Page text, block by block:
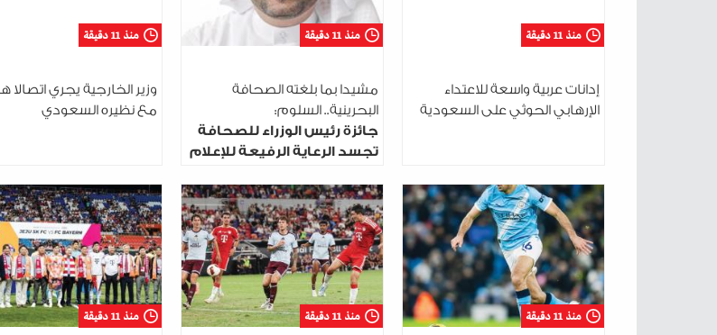
منذ 11 دقيقة
إدانات عربية واسعة للاعتداء
الإرهابي الحوثي على السعودية
منذ 11 دقيقة
مشيدا بما بلغته الصحافة
البحرينية.. السلوم:
جائزة رئيس الوزراء للصحافة
تجسد الرعاية الرفيعة للإعلام
منذ 11 دقيقة
وزير الخارجية يجري اتصالا
مع نظيره السعودي
منذ 11 دقيقة منذ 11 دقيقة منذ 11 دقيقة